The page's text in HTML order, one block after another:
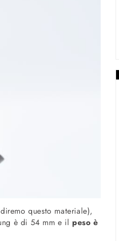
questo materiale),
è di 54 mm e il peso è